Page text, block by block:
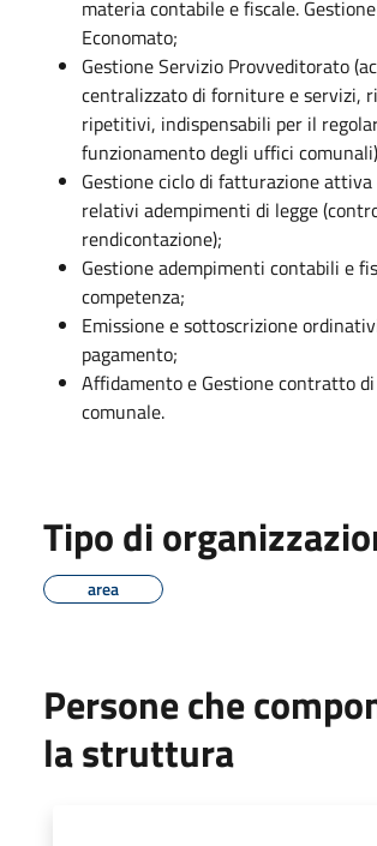
materia contabile e fiscale.
Economato;
Gestione Servizio Provveditorato
centralizzato di forniture e servizi,
ripetitivi, indispensabili per il
funzionamento degli uffici
Gestione ciclo di fatturazione attiva
relativi adempimenti di legge
rendicontazione);
Gestione adempimenti contabili e
competenza;
Emissione e sottoscrizione
pagamento;
Affidamento e Gestione contratto
comunale.
Tipo di
area
Persone che
la struttura